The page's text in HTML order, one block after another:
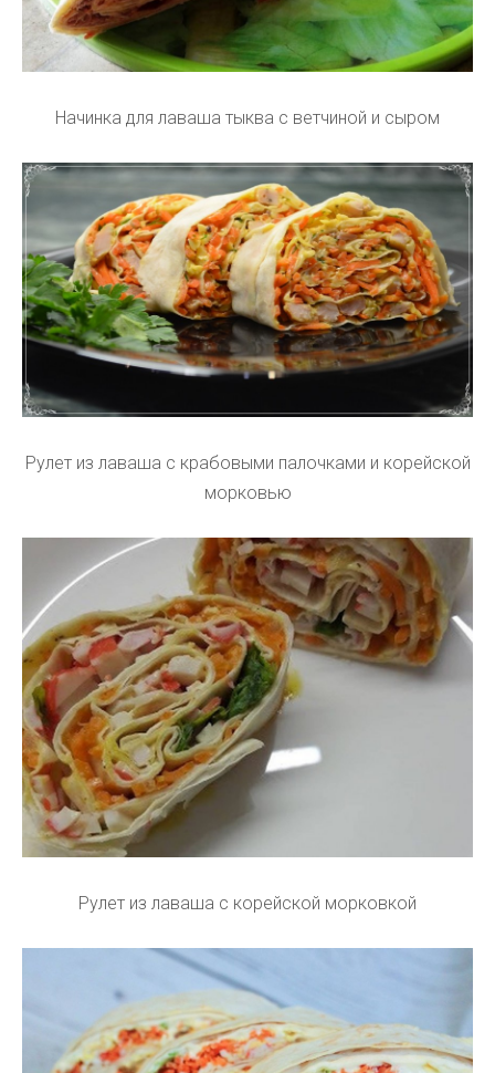
Начинка для лаваша тыква с ветчиной и сыром
Рулет из лаваша с крабовыми палочками и корейской
морковью
Рулет из лаваша с корейской морковкой